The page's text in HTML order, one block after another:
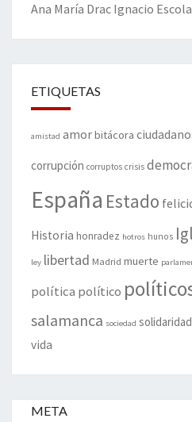
Ana María Drac Ignacio
ETIQUETAS
amistad amorbitácora
corrupción corruptos crisis
España Estado
Historia honradez hotros hunos
ley libertad Madrid muerte
política político
salamanca sociedad solidaridad
vida
META